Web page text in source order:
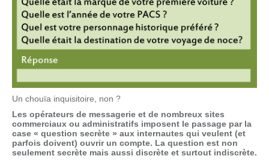
Un chouïa inquisitoire, non ?
Les opérateurs de messagerie et de nombreux sites
commerciaux ou administratifs imposent le passage par la
case « question secrète » aux internautes qui veulent (et
parfois doivent) ouvrir un compte. La question est non
seulement secrète mais aussi discrète et surtout indiscrète.